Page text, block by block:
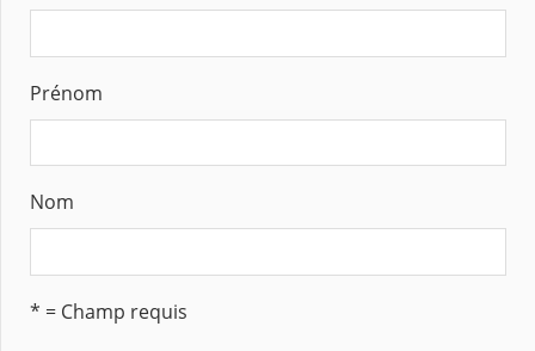
Prénom
Nom
* = Champ requis